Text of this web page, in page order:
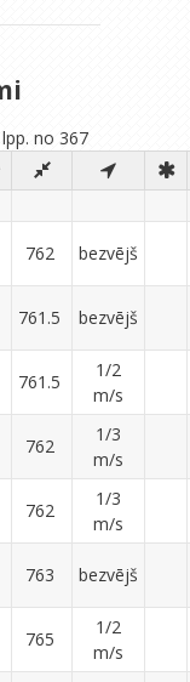
no 367
762 bezvējš
761.5 bezvējš
761.5
1/2
m/s
762
1/3
m/s
762
1/3
m/s
763 bezvējš
765
1/2
m/s